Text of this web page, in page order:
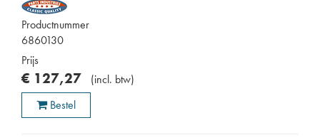
Productnummer
6860130
Prijs
€ 127,27 (incl. btw)
Bestel